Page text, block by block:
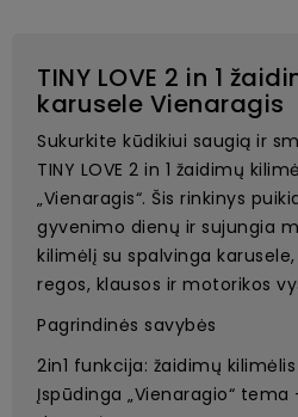
TINY LOVE 2 in 1
karusele Vienaragis
Sukurkite kūdikiui saugią ir
TINY LOVE 2 in 1 žaidimų
„Vienaragis“. Šis rinkinys
gyvenimo dienų ir sujungia
kilimėlį su spalvinga
regos, klausos ir motorikos
Pagrindinės savybės
2in1 funkcija: žaidimų
Įspūdinga „Vienaragio“ tema